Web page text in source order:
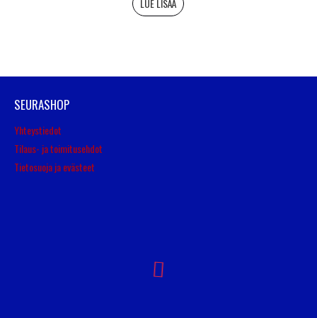
LUE LISÄÄ
SEURASHOP
Yhteystiedot
Tilaus- ja toimitusehdot
Tietosuoja ja evästeet